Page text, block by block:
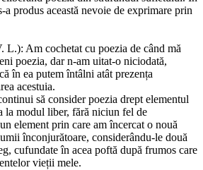
a produs această nevoie de exprimare prin
Am cochetat cu poezia de când mă
poezia, dar n-am uitat-o niciodată,
în ea putem întâlni atât prezența
acestuia.
să consider poezia drept elementul
la modul liber, fără niciun fel de
element prin care am încercat o nouă
înconjurătoare, considerându-le două
cufundate în acea poftă după frumos care
vieții mele.